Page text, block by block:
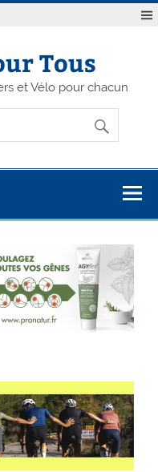
Tous
et Vélo pour chacun